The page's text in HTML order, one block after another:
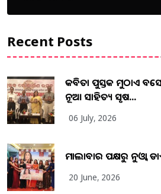
Recent Posts
କବିତା ପୁସ୍ତକ ମୁଠାଏ
ନୂଆ ସାହିତ୍ୟ ସୃଷ...
06 July, 2026
ମାଲାବାର ପକ୍ଷରୁ ନୁଓ୍ବା
20 June, 2026